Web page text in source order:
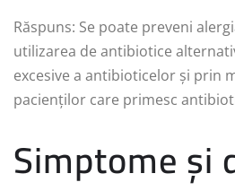
Răspuns: Se poate preveni
utilizarea de antibiotice
excesive a antibioticelor și prin
pacienților care primesc
Simptome și